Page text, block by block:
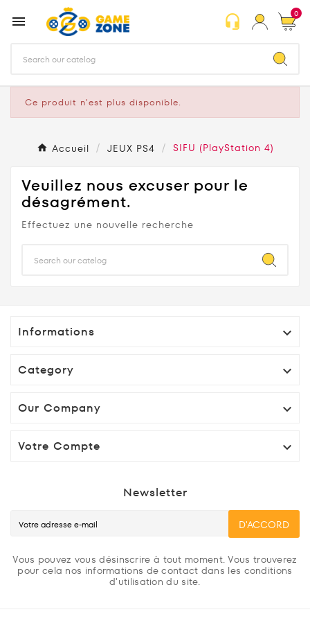
 headset_mic 0
Ce produit n'est plus disponible.
Accueil JEUX PS4 SIFU (PlayStation 4)
Veuillez nous excuser pour le
désagrément.
Effectuez une nouvelle recherche
Informations 
Category 
Our Company 
Votre Compte 
Newsletter
D'ACCORD
Vous pouvez vous désinscrire à tout moment. Vous trouverez
pour cela nos informations de contact dans les conditions
d'utilisation du site.